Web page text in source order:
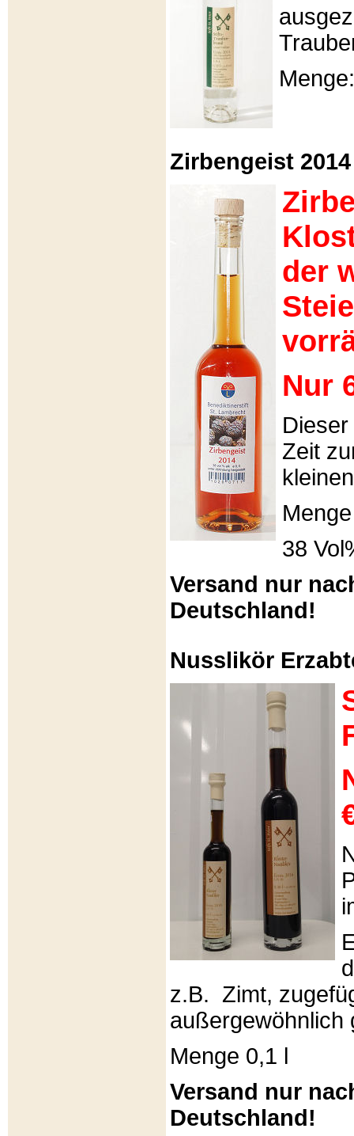
Zirbengeist
der
Nur
Zeit
38
Versand nur
Deutschland!
Nusslikör
z.B. Zimt,
außergewöhnlich
Menge 0,1 l
Versand nur
Deutschland!